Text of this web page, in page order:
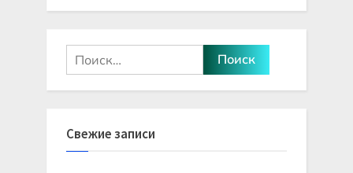
Найти:
Свежие записи